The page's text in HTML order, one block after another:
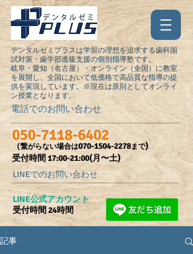
デンタルゼミプラスは学習の理想を追求する歯科国
試対策・歯学部進級支援の個別指導塾です。
岐阜・愛知（名古屋）・オンライン（全国）に教室
を展開し、全国において低価格で高品質な指導の提
供を実現しています。※現在は原則としてオンライ
ン授業となります。
電話でのお問い合わせ
050-7118-6402
（繋がらない場合は070-1504-2278まで)
受付時間​ 17:00-21:00(月〜土)
LINEでのお問い合わせ
​LINE公式アカウント
受付時間 24時間
記事